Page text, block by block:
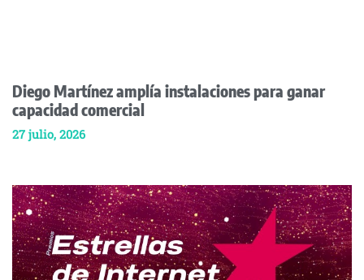
Diego Martínez amplía instalaciones para ganar
capacidad comercial
27 julio, 2026